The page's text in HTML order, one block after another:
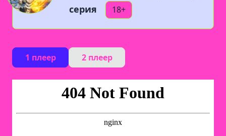
серия
18+
1 плеер 2 плеер